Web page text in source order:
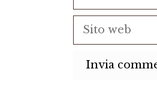
Sito
web